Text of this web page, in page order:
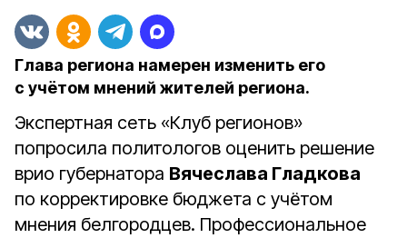
Глава региона намерен изменить его
с учётом мнений жителей региона.
Экспертная сеть «Клуб регионов»
попросила политологов оценить решение
врио губернатора Вячеслава Гладкова
по корректировке бюджета с учётом
мнения белгородцев. Профессиональное